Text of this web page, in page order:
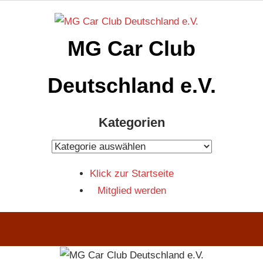
MG Car Club
Deutschland e.V.
Kategorien
Kategorien
Klick zur Startseite
Mitglied werden